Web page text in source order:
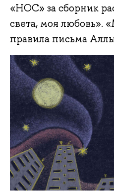
«НОС» за сборник
света, моя любовь».
правила письма